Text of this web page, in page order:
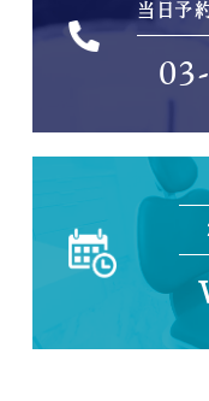
当日予